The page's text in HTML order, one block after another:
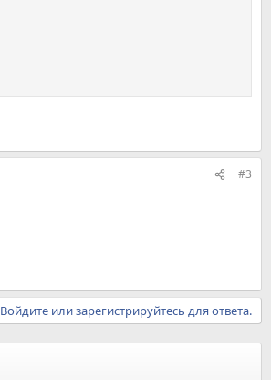
#3
Войдите или зарегистрируйтесь для ответа.